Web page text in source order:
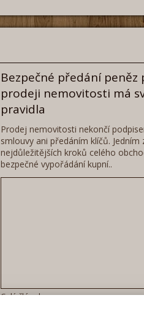
Bezpečné předání peněz
prodeji nemovitosti má
pravidla
Prodej nemovitosti nekončí
smlouvy ani předáním klíčů. Jedním
nejdůležitějších kroků celého
bezpečné vypořádání kupní..
Celý článek